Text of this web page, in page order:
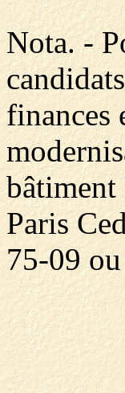
Nota. -
finances
bâtiment
Paris
75-09